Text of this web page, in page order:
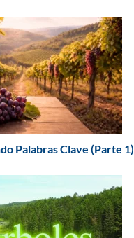
Palabras Clave (Parte 1)